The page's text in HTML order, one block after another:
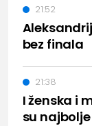
bez finala
21:52
I ženska i
su
21:38